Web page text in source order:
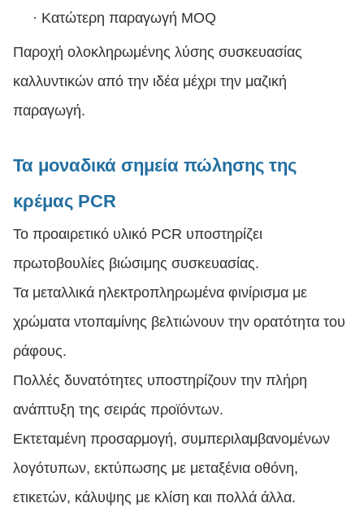
· Κατώτερη παραγωγή MOQ
Παροχή ολοκληρωμένης λύσης συσκευασίας
καλλυντικών από την ιδέα μέχρι την μαζική
παραγωγή.
Τα μοναδικά σημεία πώλησης της
κρέμας PCR
Το προαιρετικό υλικό PCR υποστηρίζει
πρωτοβουλίες βιώσιμης συσκευασίας.
Τα μεταλλικά ηλεκτροπληρωμένα φινίρισμα με
χρώματα ντοπαμίνης βελτιώνουν την ορατότητα του
ράφους.
Πολλές δυνατότητες υποστηρίζουν την πλήρη
ανάπτυξη της σειράς προϊόντων.
Εκτεταμένη προσαρμογή, συμπεριλαμβανομένων
λογότυπων, εκτύπωσης με μεταξένια οθόνη,
ετικετών, κάλυψης με κλίση και πολλά άλλα.